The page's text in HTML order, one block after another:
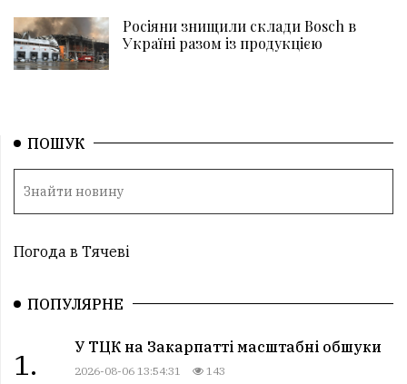
Росіяни знищили склади Bosch в
Україні разом із продукцією
ПОШУК
Погода в Тячеві
ПОПУЛЯРНЕ
1.
У ТЦК на Закарпатті масштабні обшуки
2026-08-06 13:54:31 143